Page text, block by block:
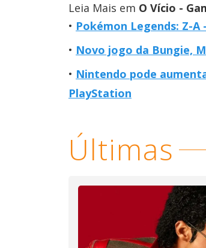
Leia Mais em O Vício -
Pokémon Legends: Z-
Novo jogo da Bungie,
Nintendo pode
PlayStation
Últimas